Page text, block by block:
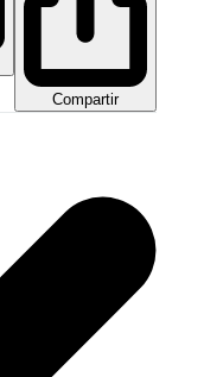
Compartir